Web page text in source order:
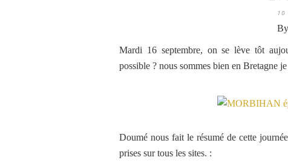
10
Mardi 16 septembre, on se lève tôt
possible ? nous sommes bien en Bretagne
Doumé nous fait le résumé de cette
prises sur tous les sites. :